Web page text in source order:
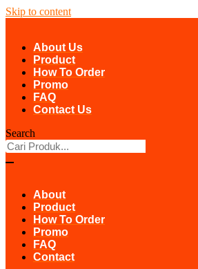
Skip to content
About Us
Product
How To Order
Promo
FAQ
Contact Us
Search
About
Product
How To Order
Promo
FAQ
Contact